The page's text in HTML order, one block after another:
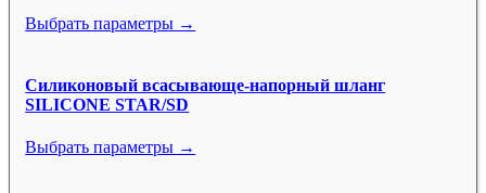
Выбрать параметры →
Силиконовый всасывающе-напорный шланг
SILICONE STAR/SD
Выбрать параметры →